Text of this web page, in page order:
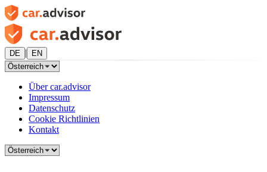
DE | EN
Über car.advisor
Impressum
Datenschutz
Cookie Richtlinien
Kontakt